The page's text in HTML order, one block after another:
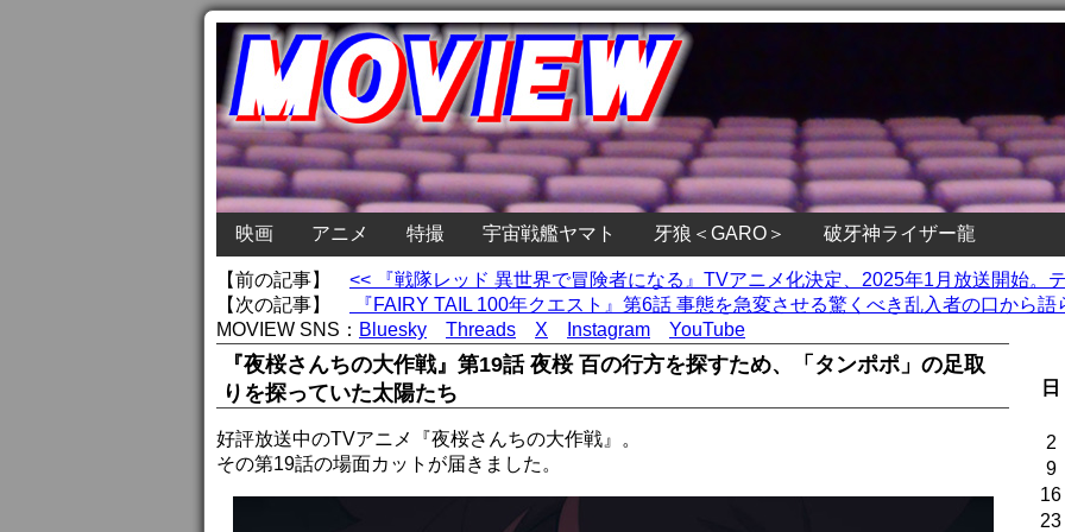
映画 アニメ 特撮 宇宙戦艦ヤマト 牙狼＜GARO＞ 破牙神ライザー龍
【前の記事】 << 『戦隊レッド 異世界で冒険者になる』TVアニメ化決定、2025年1月放送開始。
【次の記事】
『FAIRY TAIL 100年クエスト』第6話 事態を急変させる驚くべき乱入者の口から語
MOVIEW SNS： Bluesky Threads X Instagram YouTube
『夜桜さんちの大作戦』第19話 夜桜 百の行方を探すため、「タンポポ」の足取
りを探っていた太陽たち
好評放送中のTVアニメ『夜桜さんちの大作戦』。
その第19話の場面カットが届きました。
日
2
9
16
23